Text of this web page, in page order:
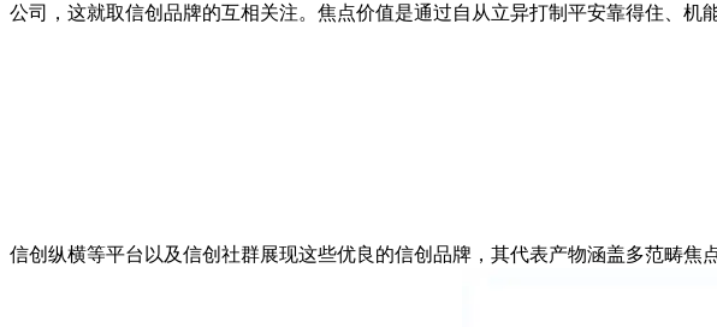
公司，这就取信创品牌的互相关注。焦点价值是通过自从立异打制平安靠得住、
信创纵横等平台以及信创社群展现这些优良的信创品牌，其代表产物涵盖多范畴焦